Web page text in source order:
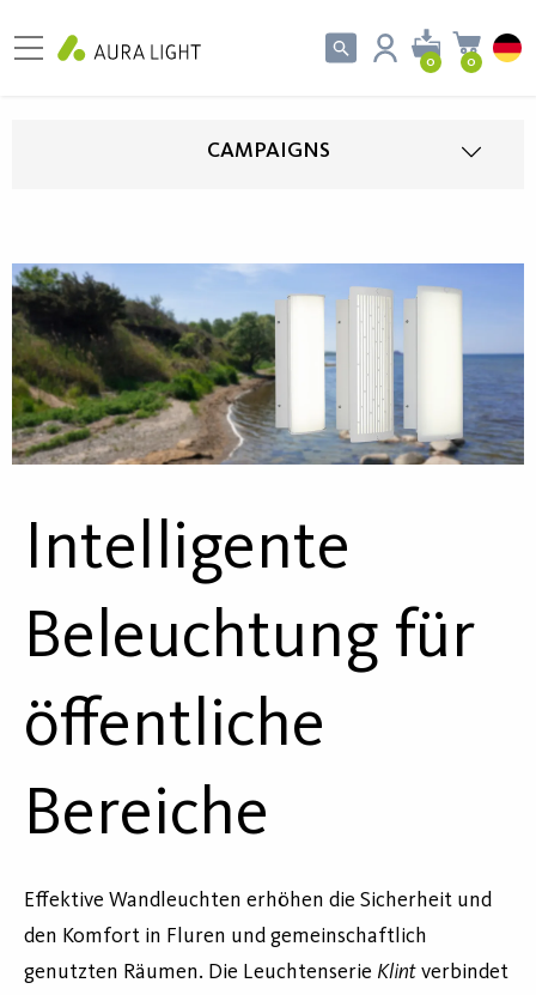
0 0
CAMPAIGNS
Intelligente
Beleuchtung für
öffentliche
Bereiche
Effektive Wandleuchten erhöhen die Sicherheit und
den Komfort in Fluren und gemeinschaftlich
genutzten Räumen. Die Leuchtenserie Klint verbindet